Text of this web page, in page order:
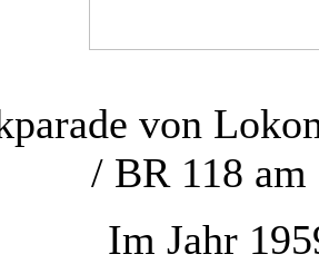
von
/ BR 118
Im Jahr